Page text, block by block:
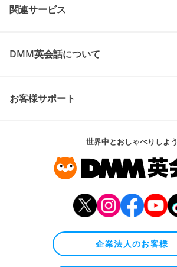
関連サービス
DMM英会話について
お客様サポート
世界中とおしゃべりしよう
企業法人のお客様